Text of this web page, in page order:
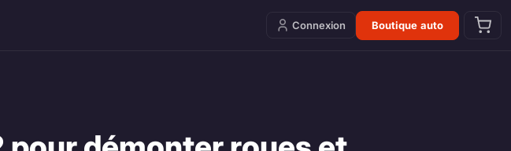
Connexion Boutique auto